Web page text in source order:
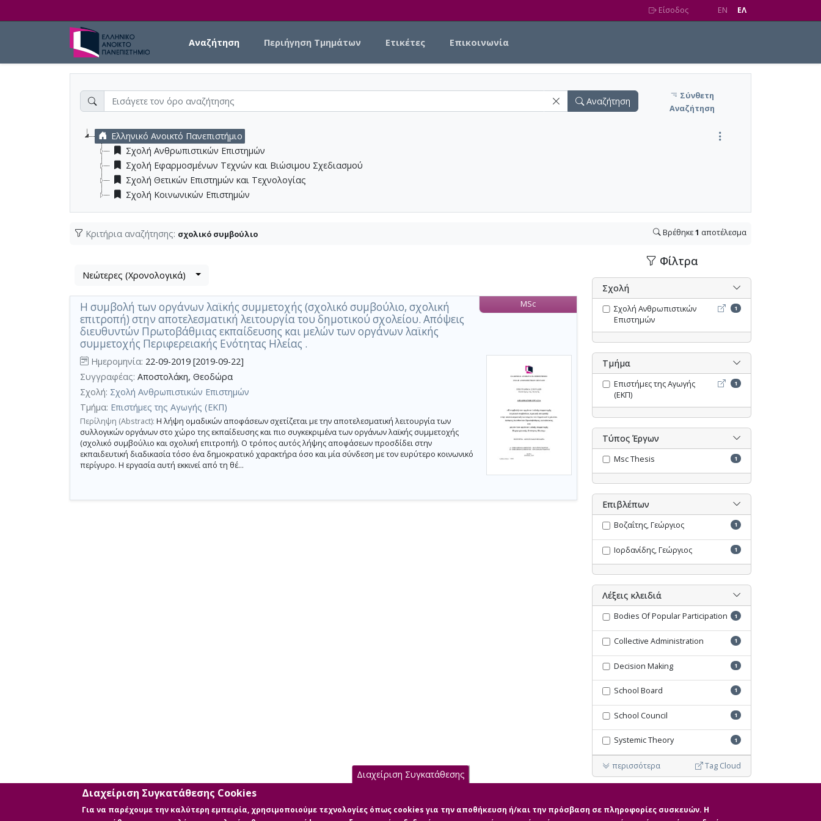
Είσοδος EN EΛ
Αναζήτηση Περιήγηση Τμημάτων Ετικέτες Επικοινωνία
Αναζήτηση
Σύνθετη
Αναζήτηση
Ελληνικό Ανοικτό Πανεπιστήμιο
Σχολή Ανθρωπιστικών Επιστημών
Σχολή Εφαρμοσμένων Τεχνών και Βιώσιμου Σχεδιασμού
Σχολή Θετικών Επιστημών και Τεχνολογίας
Σχολή Κοινωνικών Επιστημών
Κριτήρια αναζήτησης: σχολικό συμβούλιο Βρέθηκε1 αποτέλεσμα
Βρέθηκε
αποτέλεσμα
,
σύνολο
σελίδων
1.
Εφαρμοζόμενα
κριτήρια
αναζήτησης:
σχολικό
συμβούλιο
Ακύρωση
των
κριτηρίων
αναζήτησης
Περιορισμός
Λίστα
τα
αποτελέσματα
αναζήτησης:
Νεώτερες (Χρονολογικά)
Η συμβολή των οργάνων λαϊκής συμμετοχής (σχολικό συμβούλιο, σχολική
επιτροπή) στην αποτελεσματική λειτουργία του δημοτικού σχολείου. Απόψεις
διευθυντών Πρωτοβάθμιας εκπαίδευσης και μελών των οργάνων λαϊκής
συμμετοχής Περιφερειακής Ενότητας Ηλείας .
MSc
Ημερομηνία: 22-09-2019 [2019-09-22]
Συγγραφέας: Αποστολάκη, Θεοδώρα
Σχολή: Σχολή Ανθρωπιστικών Επιστημών
Τμήμα: Επιστήμες της Αγωγής (ΕΚΠ)
Περίληψη (Abstract): Η λήψη ομαδικών αποφάσεων σχετίζεται με την αποτελεσματική λειτουργία των
συλλογικών οργάνων στο χώρο της εκπαίδευσης και πιο συγκεκριμένα των οργάνων λαϊκής συμμετοχής
(σχολικό συμβούλιο και σχολική επιτροπή). Ο τρόπος αυτός λήψης αποφάσεων προσδίδει στην
εκπαιδευτική διαδικασία τόσο ένα δημοκρατικό χαρακτήρα όσο και μία σύνδεση με τον ευρύτερο κοινωνικό
περίγυρο. Η εργασία αυτή εκκινεί από τη θέ...
Φίλτρα
Σχολή
Σχολή Ανθρωπιστικών
Επιστημών
Σχολή Ανθρωπιστικών
1
Τμήμα
Επιστήμες της Αγωγής
(ΕΚΠ)
Επιστήμες της Αγωγής
1
Τύπος Έργων
Msc Thesis 1
Επιβλέπων
Βοζαΐτης, Γεώργιος 1
Ιορδανίδης, Γεώργιος 1
Λέξεις κλειδιά
Bodies Of Popular Participation 1
Collective Administration 1
Decision Making 1
School Board 1
School Council 1
Systemic Theory 1
περισσότερα Tag Cloud
Διαχείριση Συγκατάθεσης
Διαχείριση Συγκατάθεσης Cookies
Για να παρέχουμε την καλύτερη εμπειρία, χρησιμοποιούμε τεχνολογίες όπως cookies για την αποθήκευση ή/και την πρόσβαση σε πληροφορίες συσκευών. Η